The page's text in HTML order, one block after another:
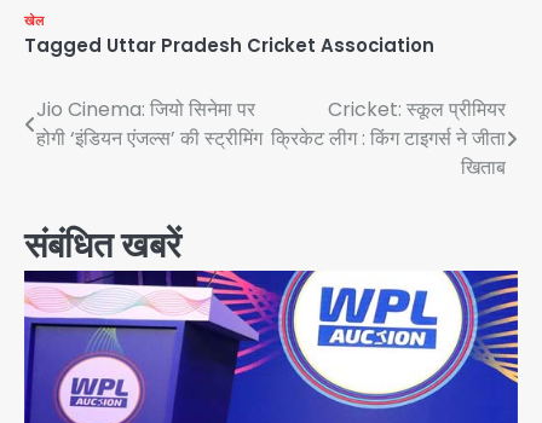
खेल
Tagged Uttar Pradesh Cricket Association
Post
navigation
Jio Cinema: जियो सिनेमा पर
होगी ‘इंडियन एंजल्स’ की स्ट्रीमिंग
Cricket: स्कूल प्रीमियर
क्रिकेट लीग : किंग टाइगर्स ने जीता
खिताब
संबंधित खबरें